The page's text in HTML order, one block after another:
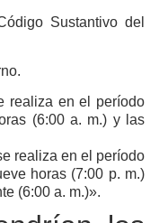
Sustantivo del
realiza en el período
(6:00 a. m.) y las
realiza en el período
horas (7:00 p. m.)
(6:00 a. m.)».